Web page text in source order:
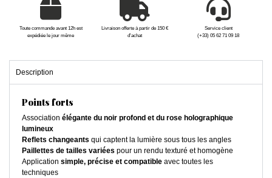
Toute commande avant 12h est
expédiée le jour même
Livraison offerte à partir de 150 €
d'achat
Service client
(+33) 05 62 71 09 18
Description
Points forts
Association élégante du noir profond et du rose holographique
lumineux
Reflets changeants qui captent la lumière sous tous les angles
Paillettes de tailles variées pour un rendu texturé et homogène
Application simple, précise et compatible avec toutes les
techniques